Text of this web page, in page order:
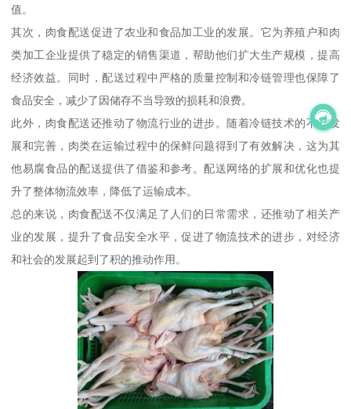
值。
其次，肉食配送促进了农业和食品加工业的发展。它为养殖户和肉
类加工企业提供了稳定的销售渠道，帮助他们扩大生产规模，提高
经济效益。同时，配送过程中严格的质量控制和冷链管理也保障了
食品安全，减少了因储存不当导致的损耗和浪费。
此外，肉食配送还推动了物流行业的进步。随着冷链技术的不断发
展和完善，肉类在运输过程中的保鲜问题得到了有效解决，这为其
他易腐食品的配送提供了借鉴和参考。配送网络的扩展和优化也提
升了整体物流效率，降低了运输成本。
总的来说，肉食配送不仅满足了人们的日常需求，还推动了相关产
业的发展，提升了食品安全水平，促进了物流技术的进步，对经济
和社会的发展起到了积的推动作用。